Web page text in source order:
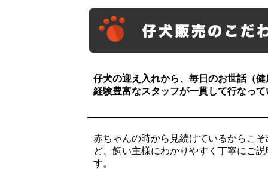
仔犬の迎え入れから、毎日のお世話（
経験豊富なスタッフが一貫して行なって
赤ちゃんの時から見続けているからこ
ど、飼い主様にわかりやすく丁寧にご
す。